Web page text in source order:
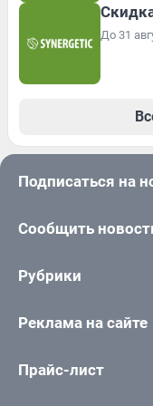
До 31
Подписаться на
Сообщить
Рубрики
Реклама на сайте
Прайс-лист